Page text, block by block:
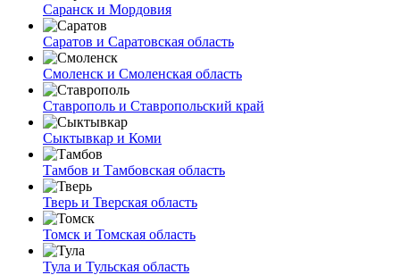
Саранск и Мордовия
Саратов и Саратовская область
Смоленск и Смоленская область
Ставрополь и Ставропольский край
Сыктывкар и Коми
Тамбов и Тамбовская область
Тверь и Тверская область
Томск и Томская область
Тула и Тульская область